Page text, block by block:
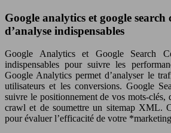
Google analytics et google search
d’analyse indispensables
Google Analytics et Google Search
indispensables pour suivre les
Google Analytics permet d’analyser le
utilisateurs et les conversions. Google
suivre le positionnement de vos mots-clés,
crawl et de soumettre un sitemap XML.
pour évaluer l’efficacité de votre